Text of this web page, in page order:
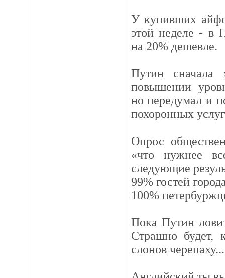
У купивших
этой неделе - в
на 20% дешевле.
Путин сначала
повышении
но передумал и
похоронных
Опрос
«что нужнее
следующие
99% гостей
100%
Пока Путин
Страшно будет,
слонов черепаху...